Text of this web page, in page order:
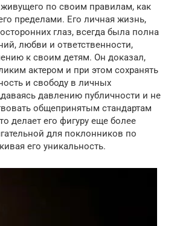
по своим правилам, как
пределами. Его личная жизнь,
глаз, всегда была полна
любви и ответственности,
к своим детям. Он доказал,
актером и при этом сохранять
и свободу в личных
давлению публичности и не
общепринятым стандартам
делает его фигуру еще более
для поклонников по
его уникальность.